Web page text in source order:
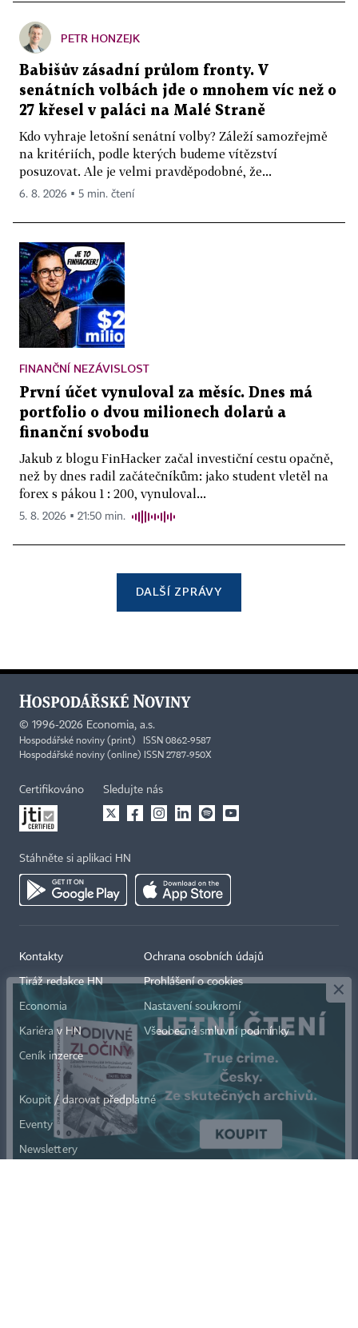
PETR HONZEJK
Babišův zásadní průlom fronty. V
senátních volbách jde o mnohem víc než o
27 křesel v paláci na Malé Straně
Kdo vyhraje letošní senátní volby? Záleží samozřejmě
na kritériích, podle kterých budeme vítězství
posuzovat. Ale je velmi pravděpodobné, že...
6. 8. 2026 ▪ 5 min. čtení
FINANČNÍ NEZÁVISLOST
První účet vynuloval za měsíc. Dnes má
portfolio o dvou milionech dolarů a
finanční svobodu
Jakub z blogu FinHacker začal investiční cestu opačně,
než by dnes radil začátečníkům: jako student vletěl na
forex s pákou 1 : 200, vynuloval...
5. 8. 2026 ▪ 21:50 min.
DALŠÍ ZPRÁVY
© 1996-2026 Economia, a.s.
Hospodářské noviny (print) ISSN 0862-9587
Hospodářské noviny (online) ISSN 2787-950X
Certifikováno Sledujte nás
Stáhněte si aplikaci HN
Kontakty
Tiráž redakce HN
Economia
Kariéra v HN
Ceník inzerce
Ochrana osobních údajů
Prohlášení o cookies
Nastavení soukromí
Všeobecné smluvní podmínky
Koupit / darovat předplatné
Eventy
Newslettery